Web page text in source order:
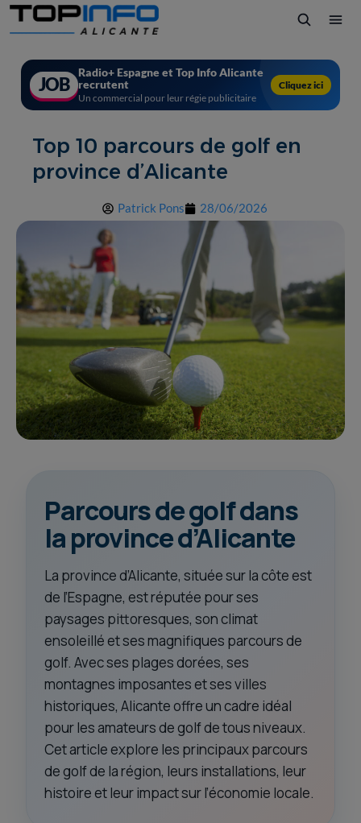
JOB
Radio+ Espagne et Top Info Alicante
recrutent
Un commercial pour leur régie publicitaire
Cliquez ici
Top 10 parcours de golf en
province d’Alicante
Patrick Pons 28/06/2026
Parcours de golf dans
la province d’Alicante
La province d’Alicante, située sur la côte est
de l’Espagne, est réputée pour ses
paysages pittoresques, son climat
ensoleillé et ses magnifiques parcours de
golf. Avec ses plages dorées, ses
montagnes imposantes et ses villes
historiques, Alicante offre un cadre idéal
pour les amateurs de golf de tous niveaux.
Cet article explore les principaux parcours
de golf de la région, leurs installations, leur
histoire et leur impact sur l’économie locale.